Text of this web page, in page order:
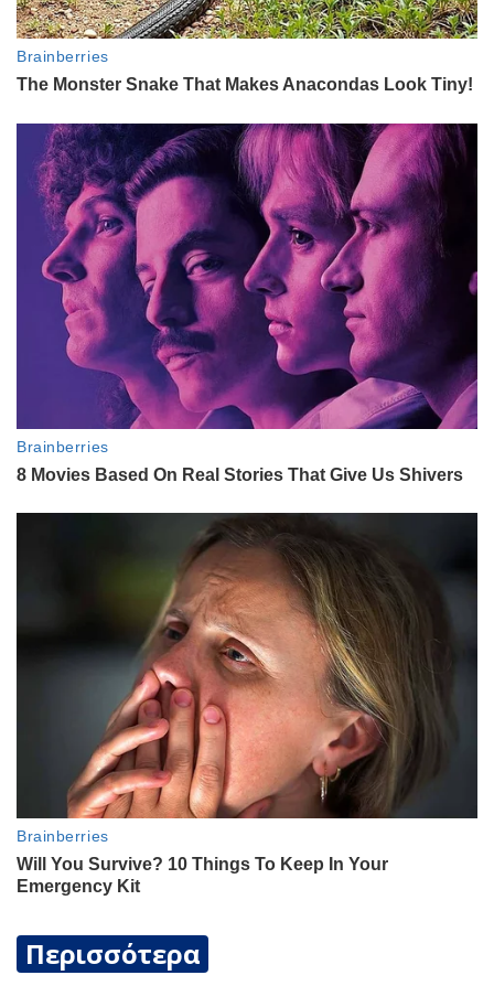
Περισσότερα